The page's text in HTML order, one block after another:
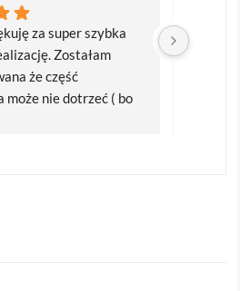
za super szybka
Zostałam
że część
może nie dotrzeć ( bo
Bardzo